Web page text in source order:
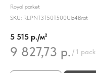
Royal parket
SKU: RLPN131501500Ulz4Brat
5 515 р./м²
9 827,73 р. / 1 pack